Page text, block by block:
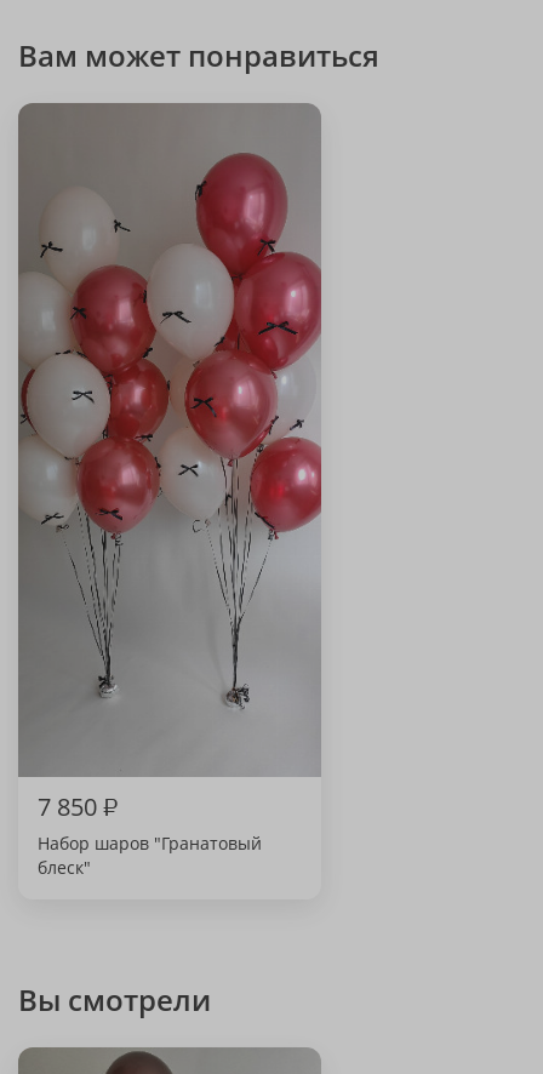
Вам может понравиться
7 850₽
Набор шаров "Гранатовый
блеск"
Вы смотрели